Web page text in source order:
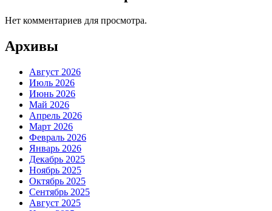
Нет комментариев для просмотра.
Архивы
Август 2026
Июль 2026
Июнь 2026
Май 2026
Апрель 2026
Март 2026
Февраль 2026
Январь 2026
Декабрь 2025
Ноябрь 2025
Октябрь 2025
Сентябрь 2025
Август 2025